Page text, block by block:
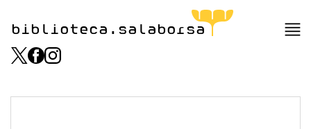
biblioteca.salaborsa